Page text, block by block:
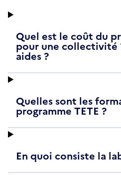
Quel est le coût du
pour une collectivité
aides ?
Quelles sont les
programme TETE ?
En quoi consiste la